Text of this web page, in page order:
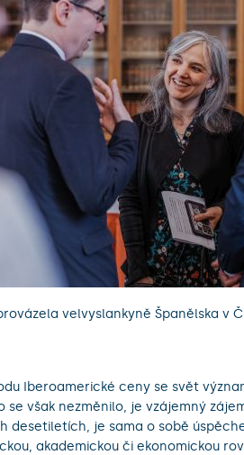
velvyslankyně Španělska v
Iberoamerické ceny se svět
se však nezměnilo, je vzájemný
desetiletích, je sama o sobě
akademickou či ekonomickou